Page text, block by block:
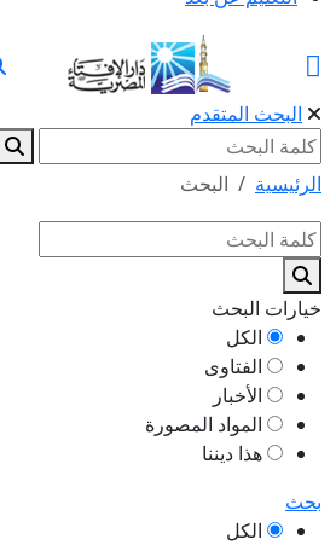
البحث المتقدم
الرئيسية البحث
خيارات البحث
الكل
الفتاوى
الأخبار
المواد المصورة
هذا ديننا
بحث
الكل